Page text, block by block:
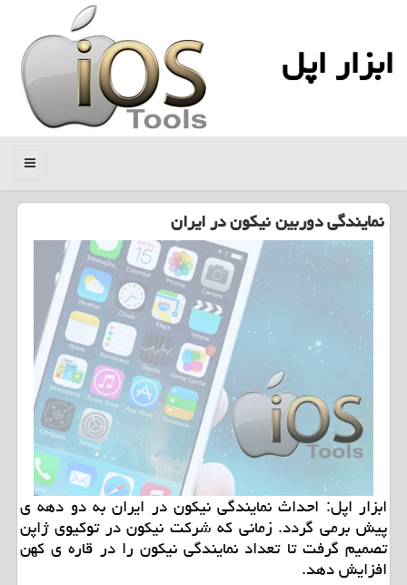
ابزار اپل
منو
نمایندگی دوربین نیكون در ایران
ابزار اپل: احداث نمایندگی نیكون در ایران به دو دهه ی
پیش برمی گردد. زمانی كه شركت نیكون در توكیوی ژاپن
تصمیم گرفت تا تعداد نمایندگی نیكون را در قاره ی كهن
افزایش دهد.